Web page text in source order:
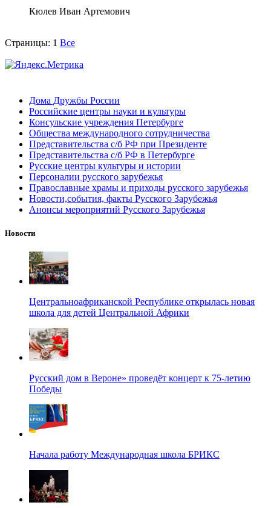
Кюлев Иван Артемович
Страницы: 1 Все
Дома Дружбы России
Российские центры науки и культуры
Консульские учреждения Петербурге
Общества международного сотрудничества
Представительства с/б РФ при Президенте
Представительства с/б РФ в Петербурге
Русские центры культуры и истории
Персоналии русского зарубежья
Православные храмы и приходы русского зарубежья
Новости,события, факты Русского Зарубежья
Анонсы мероприятий Русского Зарубежья
Новости
Центральноафриканской Республике открылась новая
школа для детей Центральной Африки
Русский дом в Вероне» проведёт концерт к 75-летию
Победы
Начала работу Международная школа БРИКС